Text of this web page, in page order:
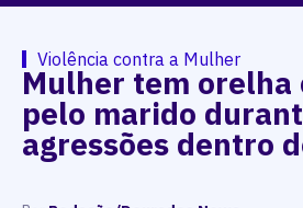
Violência contra a Mulher
Mulher tem orelha
pelo marido
agressões dentro